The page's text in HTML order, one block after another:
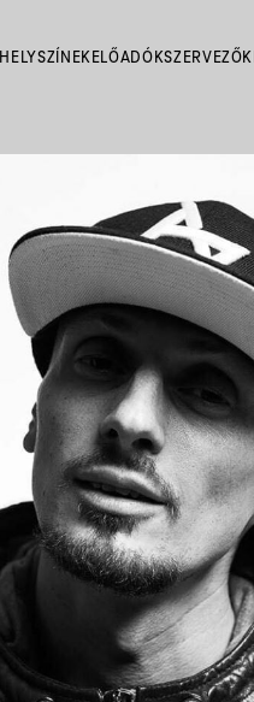
HELYSZÍNEK ELŐADÓKSZERVEZŐK